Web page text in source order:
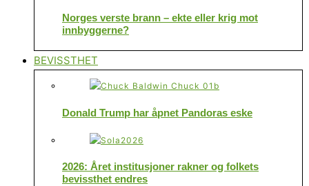
Norges verste brann – ekte eller krig mot
innbyggerne?
BEVISSTHET
Donald Trump har åpnet Pandoras eske
2026: Året institusjoner rakner og folkets
bevissthet endres